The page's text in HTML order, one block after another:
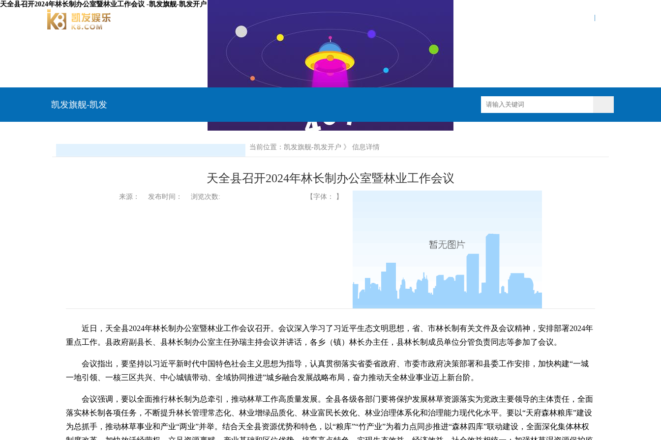
天全县召开2024年林长制办公室暨林业工作会议 -凯发旗舰-凯发开户
凯发旗舰-凯发
当前位置： 凯发旗舰-凯发开户 》 信息详情
天全县召开2024年林长制办公室暨林业工作会议
来源： 发布时间： 浏览次数: 【字体： 】
近日，天全县2024年林长制办公室暨林业工作会议召开。会议深入学习了习近平生态文明思想，省、市林长制有关文件及会议精神，安排部署2024年
重点工作。县政府副县长、县林长制办公室主任孙瑞主持会议并讲话，各乡（镇）林长办主任，县林长制成员单位分管负责同志等参加了会议。
会议指出，要坚持以习近平新时代中国特色社会主义思想为指导，认真贯彻落实省委省政府、市委市政府决策部署和县委工作安排，加快构建“一城
一地引领、一核三区共兴、中心城镇带动、全域协同推进”城乡融合发展战略布局，奋力推动天全林业事业迈上新台阶。
会议强调，要以全面推行林长制为总牵引，推动林草工作高质量发展。全县各级各部门要将保护发展林草资源落实为党政主要领导的主体责任，全面
落实林长制各项任务，不断提升林长管理常态化、林业增绿品质化、林业富民长效化、林业治理体系化和治理能力现代化水平。要以“天府森林粮库”建设
为总抓手，推动林草事业和产业“两业”并举。结合天全县资源优势和特色，以“粮库”“竹产业”为着力点同步推进“森林四库”联动建设，全面深化集体林权